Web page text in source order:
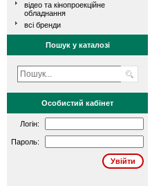
відео та кінопроекційне
обладнання
всі бренди
Пошук у каталозі
Особистий кабінет
Логін:
Пароль: